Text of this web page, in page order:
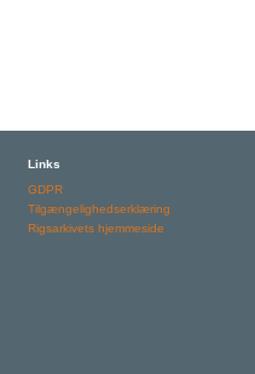
Links
GDPR
Tilgængelighedserklæring
Rigsarkivets hjemmeside